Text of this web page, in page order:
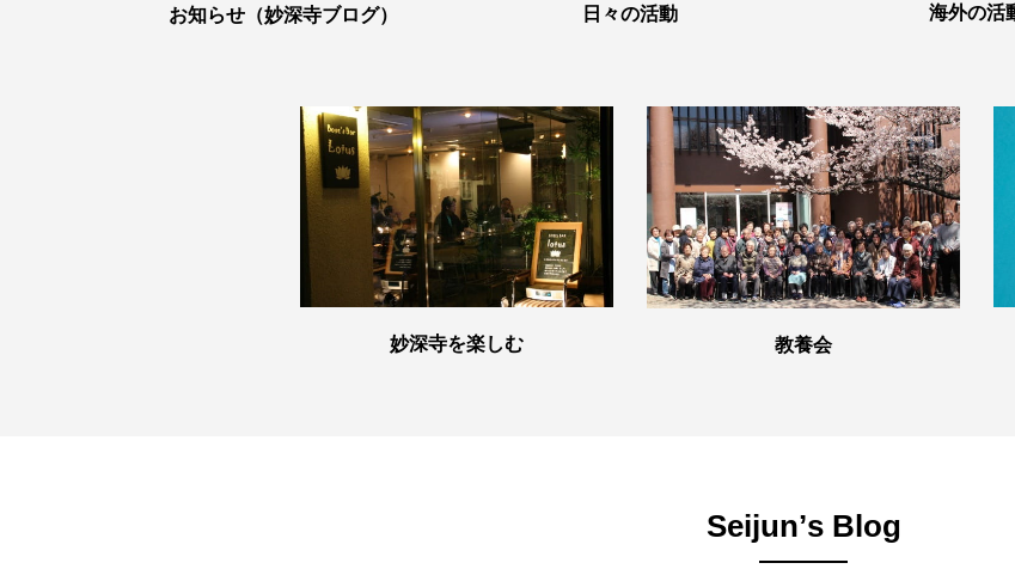
お知らせ（妙深寺ブログ） 日々の活動 海外の活
妙深寺を楽しむ 教養会
Seijunʼs Blog